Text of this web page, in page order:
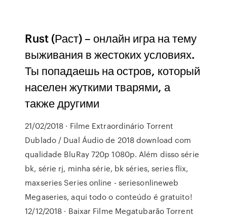
Rust (Раст) – онлайн игра на тему
выживания в жестоких условиях.
Ты попадаешь на остров, который
населен жуткими тварями, а
также другими
21/02/2018 · Filme Extraordinário Torrent
Dublado / Dual Áudio de 2018 download com
qualidade BluRay 720p 1080p. Além disso série
bk, série rj, minha série, bk séries, series flix,
maxseries Series online - seriesonlineweb
Megaseries, aqui todo o conteúdo é gratuito!
12/12/2018 · Baixar Filme Megatubarão Torrent